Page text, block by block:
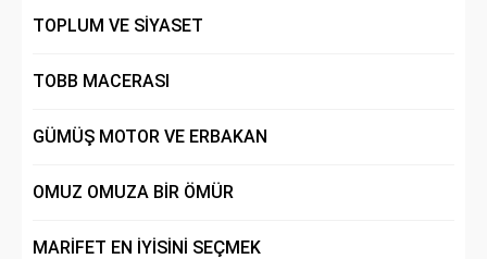
TOPLUM VE SİYASET
TOBB MACERASI
GÜMÜŞ MOTOR VE ERBAKAN
OMUZ OMUZA BİR ÖMÜR
MARİFET EN İYİSİNİ SEÇMEK